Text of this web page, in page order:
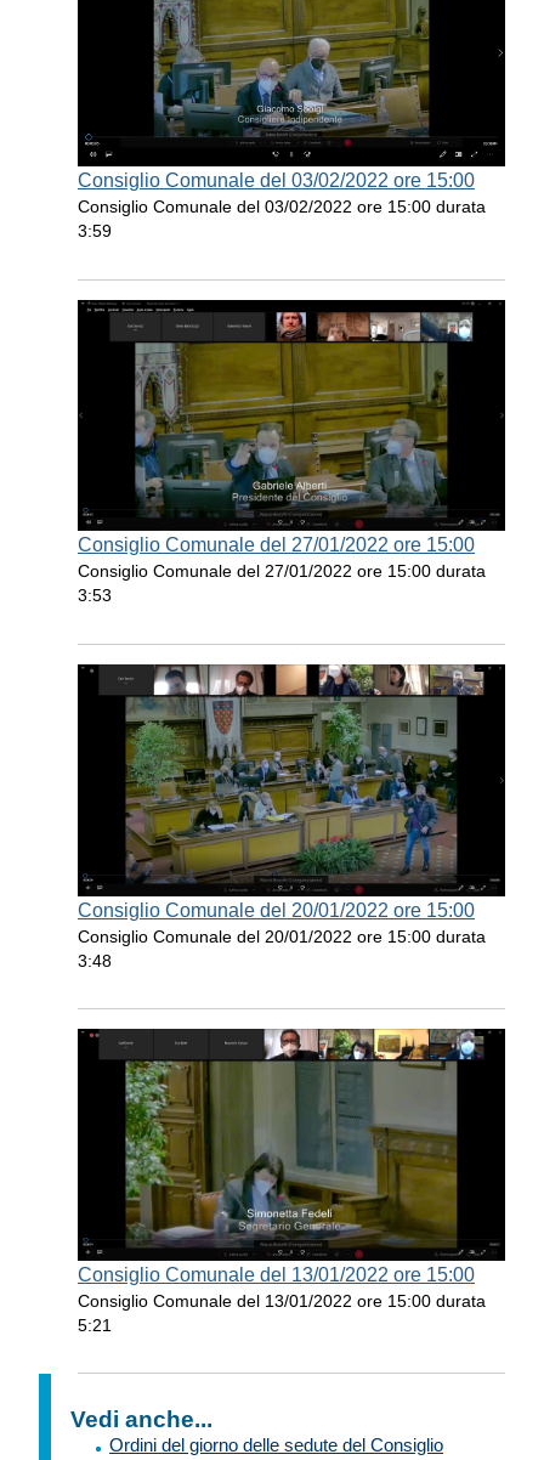
Consiglio Comunale del 03/02/2022 ore 15:00
Consiglio Comunale del 03/02/2022 ore 15:00 durata
3:59
Consiglio Comunale del 27/01/2022 ore 15:00
Consiglio Comunale del 27/01/2022 ore 15:00 durata
3:53
Consiglio Comunale del 20/01/2022 ore 15:00
Consiglio Comunale del 20/01/2022 ore 15:00 durata
3:48
Consiglio Comunale del 13/01/2022 ore 15:00
Consiglio Comunale del 13/01/2022 ore 15:00 durata
5:21
Vedi anche...
Ordini del giorno delle sedute del Consiglio